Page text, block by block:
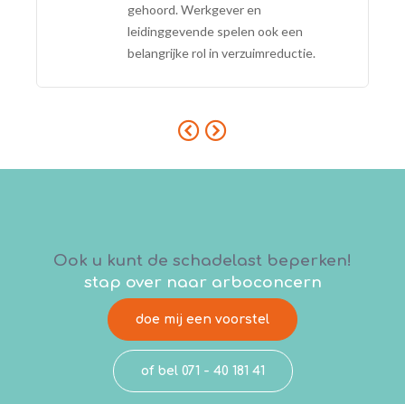
gehoord. Werkgever en
leidinggevende spelen ook een
belangrijke rol in verzuimreductie.
Ook u kunt de schadelast beperken!
stap over naar arboconcern
doe mij een voorstel
of bel 071 - 40 181 41